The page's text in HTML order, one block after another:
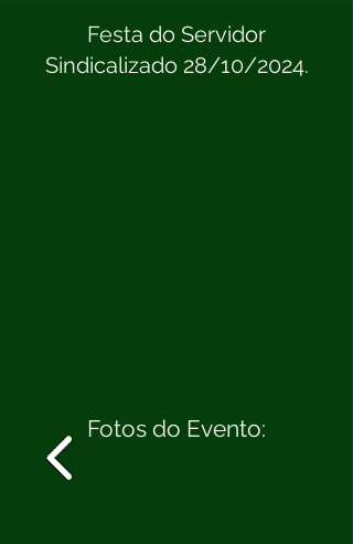
Festa do Servidor
Sindicalizado 28/10/2024.
Fotos do Evento: